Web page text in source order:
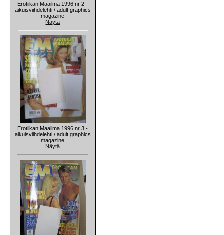
Erotiikan Maailma 1996 nr 2 -
aikuisviihdelehti / adult graphics
magazine
Näytä
Erotiikan Maailma 1996 nr 3 -
aikuisviihdelehti / adult graphics
magazine
Näytä